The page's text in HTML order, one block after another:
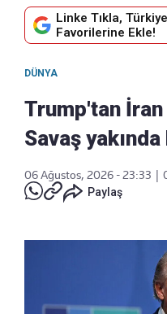
Linke Tıkla,
Favorilerine Ekle!
DÜNYA
Trump'tan İran
Savaş
06 Ağustos, 2026 - 23:33
Paylaş